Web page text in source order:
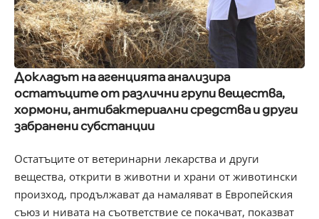
Докладът на агенцията анализира
остатъците от различни групи вещества,
хормони, антибактериални средства и други
забранени субстанции
Остатъците от ветеринарни лекарства и други
вещества, открити в животни и храни от животински
произход, продължават да намаляват в Европейския
съюз и нивата на съответствие се покачват, показват